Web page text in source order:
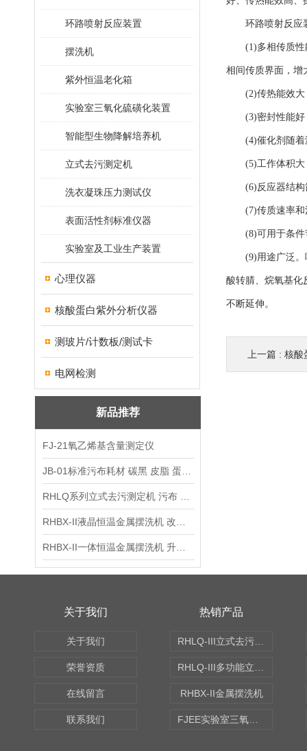
环路喷射反应装置
摆洗机
紫外恒温老化箱
实验室三氧化硫磺化装置
智能型生物降解培养机
立式去污测定机
洗衣凝珠压力测试仪
表面活性剂标准仪器
实验室及工业生产装置
心理仪器
核酸蛋白紫外分析仪器
测玻片/计数板/测试卡
电网检测
新品推荐
FJ-21氧乙烯基含量测定仪
环路喷射反应装
(1)多相传质性能
相间传质界面，增
(2)传热能效大
(3)密封性能好，
(4)催化剂随着
(5)工作体积大
(6)反应器结构
(7)传质速率和
(8)可用于条件苛
(9)用途广泛。喷
酸转腈、烷氧基化
不断延伸。
上一篇 : 核酸
关于我们
关于我们
荣誉资质
在线留言
联系我们
热销产品
RHBX-II金属摆洗机